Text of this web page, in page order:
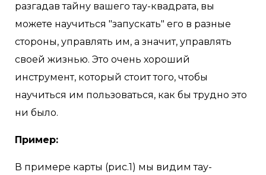
разгадав тайну вашего тау-квадрата, вы
можете научиться "запускать" его в разные
стороны, управлять им, а значит, управлять
своей жизнью. Это очень хороший
инструмент, который стоит того, чтобы
научиться им пользоваться, как бы трудно это
ни было.
Пример:
В примере карты (рис.1) мы видим тау-